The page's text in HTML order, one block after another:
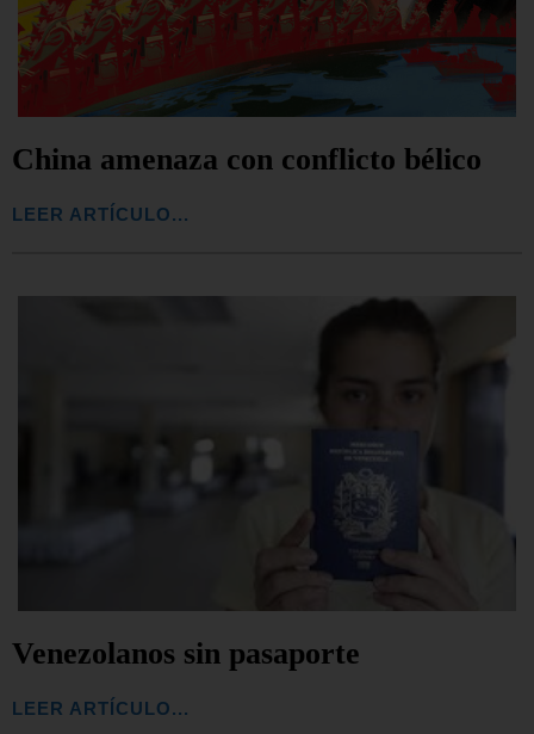
China amenaza con conflicto bélico
LEER ARTÍCULO...
Venezolanos sin pasaporte
LEER ARTÍCULO...